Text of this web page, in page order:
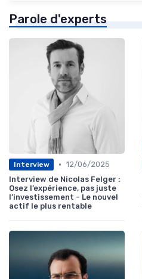
Parole d'experts
Interview • 12/06/2025
Interview de Nicolas Felger :
Osez l’expérience, pas juste
l’investissement - Le nouvel
actif le plus rentable